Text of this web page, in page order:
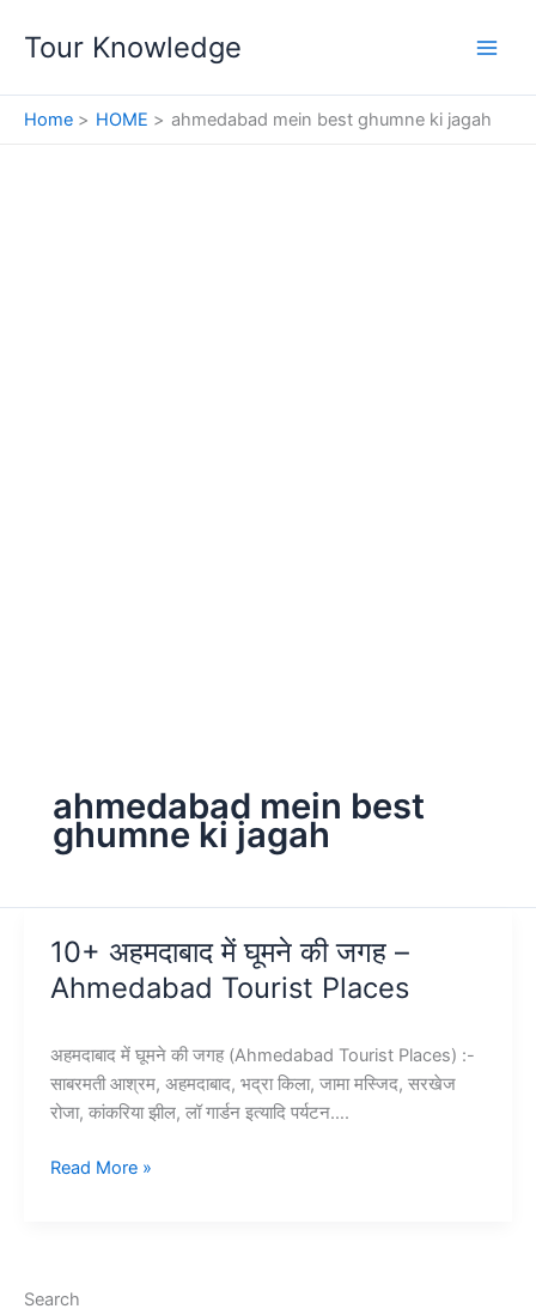
Tour Knowledge
Home HOME ahmedabad mein best ghumne ki jagah
ahmedabad mein best
ghumne ki jagah
10+ अहमदाबाद में घूमने की जगह –
Ahmedabad Tourist Places
अहमदाबाद में घूमने की जगह (Ahmedabad Tourist Places) :-
साबरमती आश्रम, अहमदाबाद, भद्रा किला, जामा मस्जिद, सरखेज
रोजा, कांकरिया झील, लॉ गार्डन इत्यादि पर्यटन….
10+
जगह
Read More »
Search